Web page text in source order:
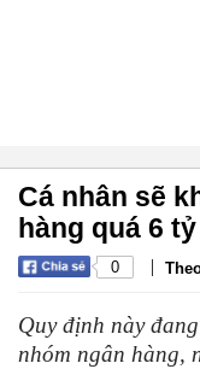
Cá nhân sẽ
hàng quá 6
0 |
Quy định này
nhóm ngân hàng,